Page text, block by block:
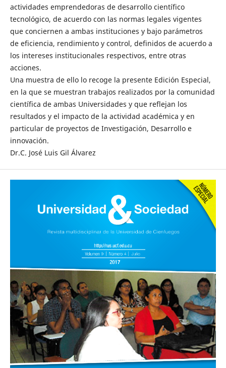
actividades emprendedoras de desarrollo científico
tecnológico, de acuerdo con las normas legales vigentes
que conciernen a ambas instituciones y bajo parámetros
de eficiencia, rendimiento y control, definidos de acuerdo a
los intereses institucionales respectivos, entre otras
acciones.
Una muestra de ello lo recoge la presente Edición Especial,
en la que se muestran trabajos realizados por la comunidad
científica de ambas Universidades y que reflejan los
resultados y el impacto de la actividad académica y en
particular de proyectos de Investigación, Desarrollo e
innovación.
Dr.C. José Luis Gil Álvarez